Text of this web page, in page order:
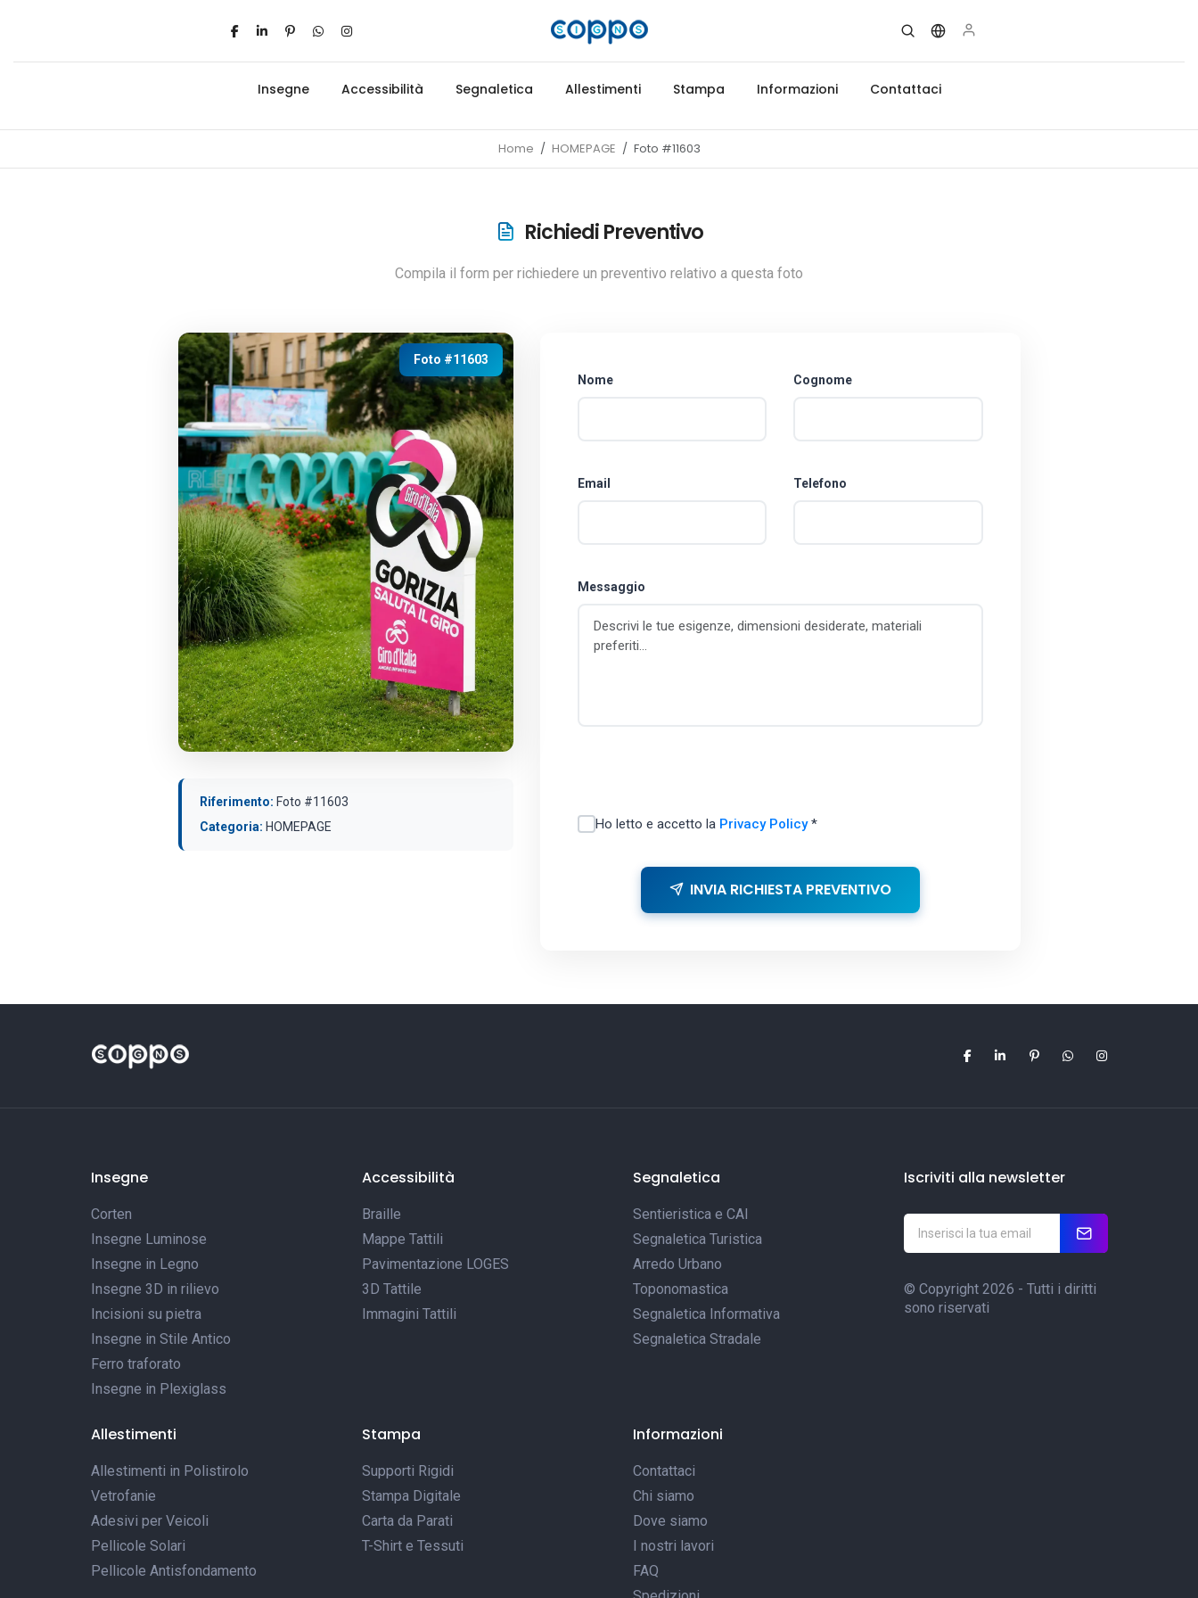
Insegne Accessibilità Segnaletica Allestimenti Stampa Informazioni Contattaci
Home HOMEPAGE Foto #11603
Richiedi Preventivo
Compila il form per richiedere un preventivo relativo a questa foto
Foto #11603
Riferimento: Foto #11603
Categoria: HOMEPAGE
Nome Cognome
Email Telefono
Messaggio
Ho letto e accetto la Privacy Policy*
INVIA RICHIESTA PREVENTIVO
Insegne
Corten
Insegne Luminose
Insegne in Legno
Insegne 3D in rilievo
Incisioni su pietra
Insegne in Stile Antico
Ferro traforato
Insegne in Plexiglass
Accessibilità
Braille
Mappe Tattili
Pavimentazione LOGES
3D Tattile
Immagini Tattili
Segnaletica
Sentieristica e CAI
Segnaletica Turistica
Arredo Urbano
Toponomastica
Segnaletica Informativa
Segnaletica Stradale
Allestimenti
Allestimenti in Polistirolo
Vetrofanie
Adesivi per Veicoli
Pellicole Solari
Pellicole Antisfondamento
Stampa
Supporti Rigidi
Stampa Digitale
Carta da Parati
T-Shirt e Tessuti
Informazioni
Contattaci
Chi siamo
Dove siamo
I nostri lavori
FAQ
Iscriviti alla newsletter
© Copyright 2026 - Tutti i diritti
sono riservati